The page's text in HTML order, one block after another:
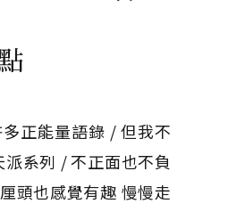
正能量語錄 / 但我不
系列 / 不正面也不負
頭也感覺有趣 慢慢走